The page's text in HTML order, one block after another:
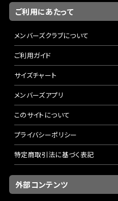
ご利用にあたって
メンバーズクラブについて
ご利用ガイド
サイズチャート
メンバーズアプリ
このサイトについて
プライバシーポリシー
特定商取引法に基づく表記
外部コンテンツ